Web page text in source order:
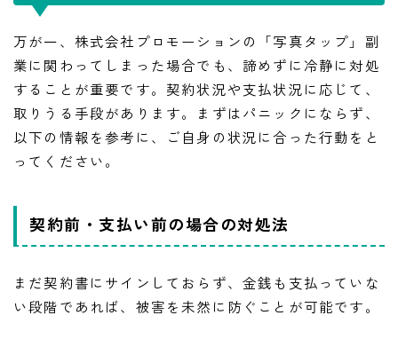
万が一、株式会社プロモーションの「写真タップ」副
業に関わってしまった場合でも、諦めずに冷静に対処
することが重要です。契約状況や支払状況に応じて、
取りうる手段があります。まずはパニックにならず、
以下の情報を参考に、ご自身の状況に合った行動をと
ってください。
契約前・支払い前の場合の対処法
まだ契約書にサインしておらず、金銭も支払っていな
い段階であれば、被害を未然に防ぐことが可能です。